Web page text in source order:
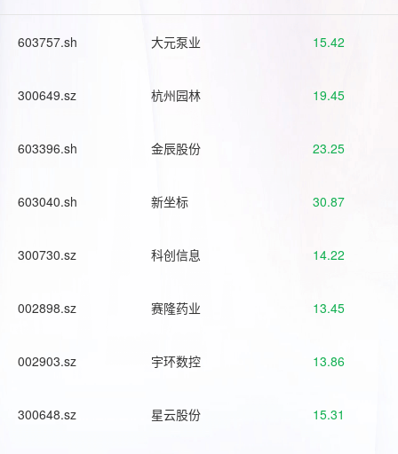
603757.sh 大元泵业 15.42
300649.sz 杭州园林 19.45
603396.sh 金辰股份 23.25
603040.sh 新坐标 30.87
300730.sz 科创信息 14.22
002898.sz 赛隆药业 13.45
002903.sz 宇环数控 13.86
300648.sz 星云股份 15.31